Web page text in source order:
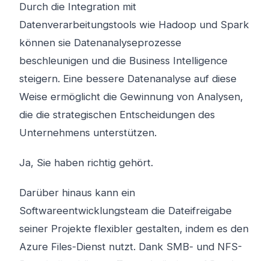
Durch die Integration mit
Datenverarbeitungstools wie Hadoop und Spark
können sie Datenanalyseprozesse
beschleunigen und die Business Intelligence
steigern. Eine bessere Datenanalyse auf diese
Weise ermöglicht die Gewinnung von Analysen,
die die strategischen Entscheidungen des
Unternehmens unterstützen.
Ja, Sie haben richtig gehört.
Darüber hinaus kann ein
Softwareentwicklungsteam die Dateifreigabe
seiner Projekte flexibler gestalten, indem es den
Azure Files-Dienst nutzt. Dank SMB- und NFS-